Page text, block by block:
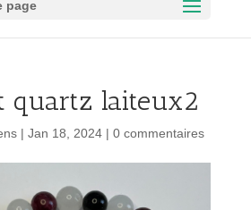
page
quartz laiteux2
| Jan 18, 2024| 0 commentaires